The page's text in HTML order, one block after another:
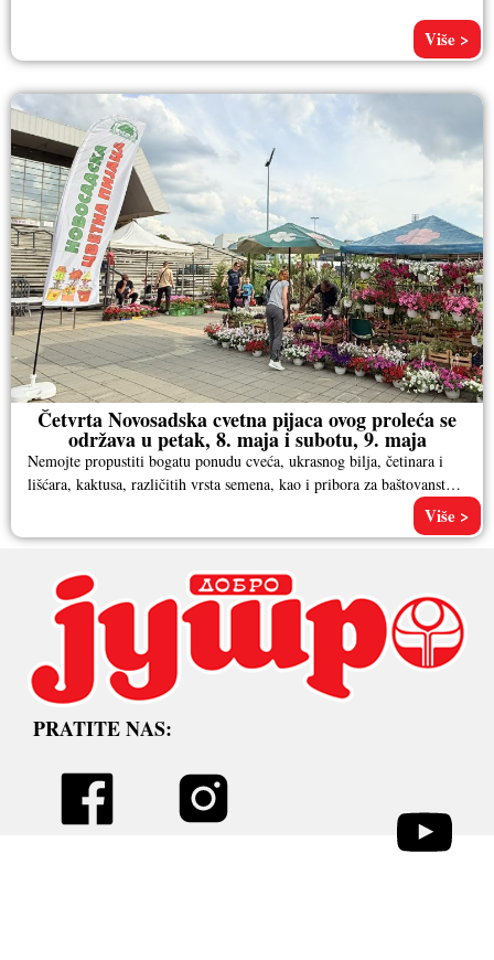
Više >
Četvrta Novosadska cvetna pijaca ovog proleća se
održava u petak, 8. maja i subotu, 9. maja
Nemojte propustiti bogatu ponudu cveća, ukrasnog bilja, četinara i
lišćara, kaktusa, različitih vrsta semena, kao i pribora za baštovanstvo.
Više >
PRATITE NAS: